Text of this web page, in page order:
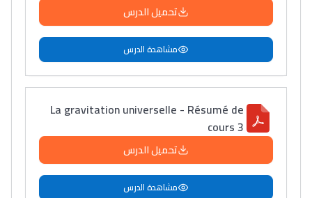
تحميل الدرس
مشاهدة الدرس
La gravitation universelle - Résumé de
cours 3
تحميل الدرس
مشاهدة الدرس